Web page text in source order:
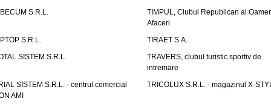
S.R.L.
TIMPUL, Clubul Republican al
Afaceri
S.R.L.
TIRAET S.A.
SISTEM S.R.L.
TRAVERS, clubul turistic sportiv de
intremare
SISTEM S.R.L. - centrul comercial
AMI
TRICOLUX S.R.L. - magazinul X-